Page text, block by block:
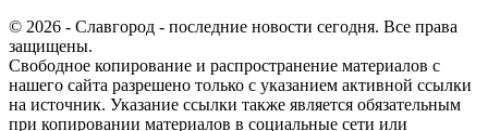
© 2026 - Славгород - последние новости сегодня. Все права
защищены.
Свободное копирование и распространение материалов с
нашего сайта разрешено только с указанием активной ссылки
на источник. Указание ссылки также является обязательным
при копировании материалов в социальные сети или